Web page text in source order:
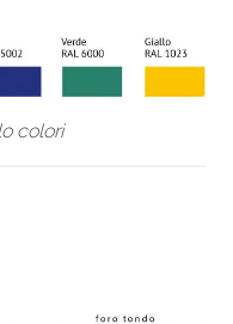
colori